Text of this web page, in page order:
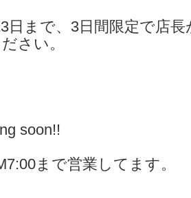
日まで、3日間限定で店
さい。
soon!!
まで営業してます。